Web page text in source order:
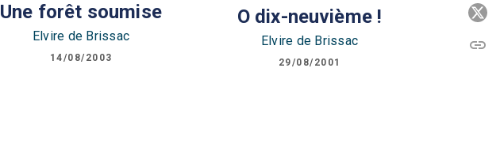
Une forêt soumise
Elvire de Brissac
14/08/2003
O dix-neuvième !
Elvire de Brissac
29/08/2001
link